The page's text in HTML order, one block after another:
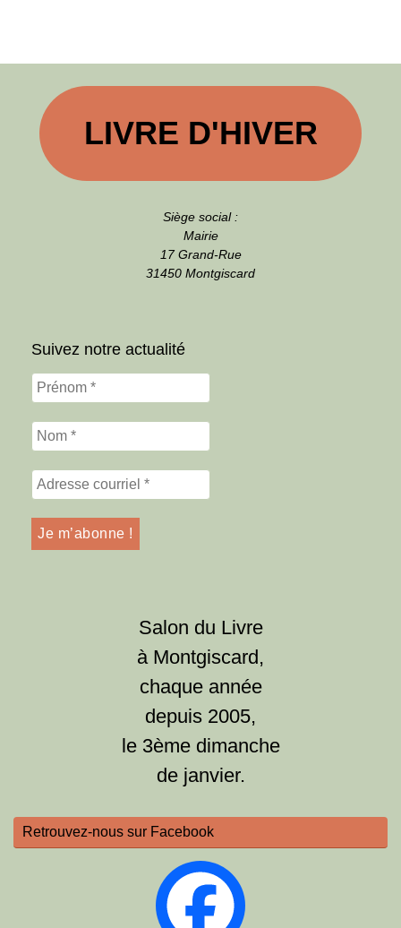
LIVRE D'HIVER
Siège social :
Mairie
17 Grand-Rue
31450 Montgiscard
Suivez notre actualité
Salon du Livre
à Montgiscard,
chaque année
depuis 2005,
le 3ème dimanche
de janvier.
Retrouvez-nous sur Facebook